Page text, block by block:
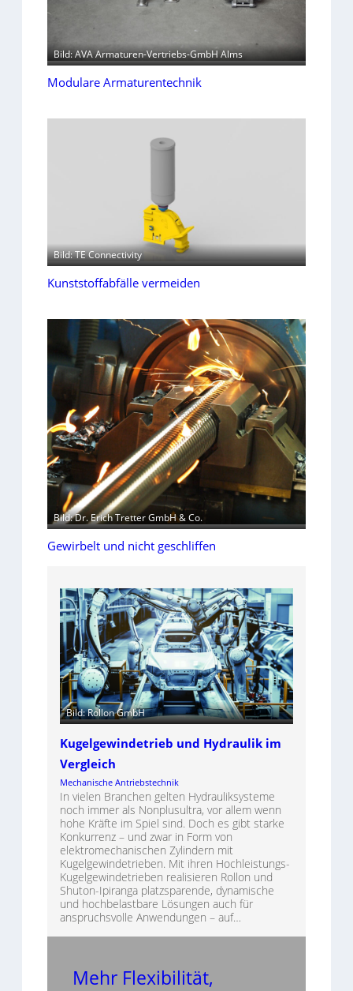
Bild: AVA Armaturen-Vertriebs-GmbH Alms
Modulare Armaturentechnik
Bild: TE Connectivity
Kunststoffabfälle vermeiden
Bild: Dr. Erich Tretter GmbH & Co.
Gewirbelt und nicht geschliffen
Bild: Rollon GmbH
Kugelgewindetrieb und Hydraulik im
Vergleich
Mechanische Antriebstechnik
In vielen Branchen gelten Hydrauliksysteme
noch immer als Nonplusultra, vor allem wenn
hohe Kräfte im Spiel sind. Doch es gibt starke
Konkurrenz – und zwar in Form von
elektromechanischen Zylindern mit
Kugelgewindetrieben. Mit ihren Hochleistungs-
Kugelgewindetrieben realisieren Rollon und
Shuton-Ipiranga platzsparende, dynamische
und hochbelastbare Lösungen auch für
anspruchsvolle Anwendungen – auf…
Mehr Flexibilität,